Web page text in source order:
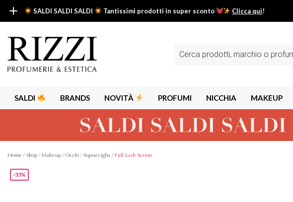
SALDI SALDI SALDI Tantissimi prodotti in super sconto Clicca qui!
SALDI SALDI SALDI
Fino al -50% su tantissimi prodotti beauty nella sezione saldi: il tuo glow estivo inizia da qui.
Scopri tutti i prodotti in super saldo!
prodotti
SALDI BRANDS NOVITÀ PROFUMI NICCHIA MAKEUP
Home / Shop / Makeup / Occhi / Sopracciglia / Full Lash Serum
-33%